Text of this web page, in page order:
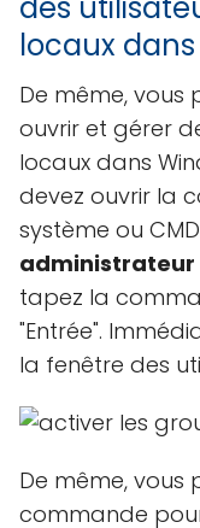
locaux dans
De même, vous
ouvrir et gérer
locaux dans
devez ouvrir la
système ou CMD
administrateur
tapez la
"Entrée".
la fenêtre des
De même, vous
commande